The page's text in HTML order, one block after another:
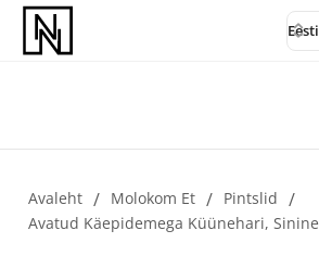
Eesti
Avaleht / Molokom Et / Pintslid /
Avatud Käepidemega Küünehari, Sinine